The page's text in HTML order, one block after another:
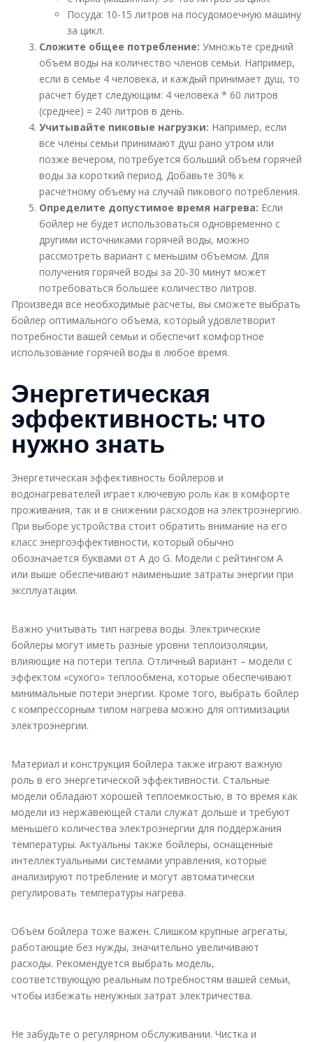
Посуда: 10-15 литров на посудомоечную машину
за цикл.
Сложите общее потребление: Умножьте средний
объем воды на количество членов семьи. Например,
если в семье 4 человека, и каждый принимает душ, то
расчет будет следующим: 4 человека * 60 литров
(среднее) = 240 литров в день.
Учитывайте пиковые нагрузки: Например, если
все члены семьи принимают душ рано утром или
позже вечером, потребуется больший объем горячей
воды за короткий период. Добавьте 30% к
расчетному объему на случай пикового потребления.
Определите допустимое время нагрева: Если
бойлер не будет использоваться одновременно с
другими источниками горячей воды, можно
рассмотреть вариант с меньшим объемом. Для
получения горячей воды за 20-30 минут может
потребоваться большее количество литров.
Произведя все необходимые расчеты, вы сможете выбрать
бойлер оптимального объема, который удовлетворит
потребности вашей семьи и обеспечит комфортное
использование горячей воды в любое время.
Энергетическая
эффективность: что
нужно знать
Энергетическая эффективность бойлеров и
водонагревателей играет ключевую роль как в комфорте
проживания, так и в снижении расходов на электроэнергию.
При выборе устройства стоит обратить внимание на его
класс энергоэффективности, который обычно
обозначается буквами от A до G. Модели с рейтингом A
или выше обеспечивают наименьшие затраты энергии при
эксплуатации.
Важно учитывать тип нагрева воды. Электрические
бойлеры могут иметь разные уровни теплоизоляции,
влияющие на потери тепла. Отличный вариант – модели с
эффектом «сухого» теплообмена, которые обеспечивают
минимальные потери энергии. Кроме того, выбрать бойлер
с компрессорным типом нагрева можно для оптимизации
электроэнергии.
Материал и конструкция бойлера также играют важную
роль в его энергетической эффективности. Стальные
модели обладают хорошей теплоемкостью, в то время как
модели из нержавеющей стали служат дольше и требуют
меньшего количества электроэнергии для поддержания
температуры. Актуальны также бойлеры, оснащенные
интеллектуальными системами управления, которые
анализируют потребление и могут автоматически
регулировать температуры нагрева.
Объём бойлера тоже важен. Слишком крупные агрегаты,
работающие без нужды, значительно увеличивают
расходы. Рекомендуется выбрать модель,
соответствующую реальным потребностям вашей семьи,
чтобы избежать ненужных затрат электричества.
Не забудьте о регулярном обслуживании. Чистка и